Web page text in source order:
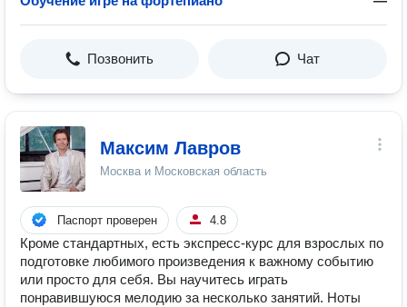
Позвонить Чат
Максим Лавров
Москва и Московская область
Паспорт проверен 4.8
Кроме стандартных, есть экспресс-курс для взрослых по
подготовке любимого произведения к важному событию
или просто для себя. Вы научитесь играть
понравившуюся мелодию за несколько занятий. Ноты